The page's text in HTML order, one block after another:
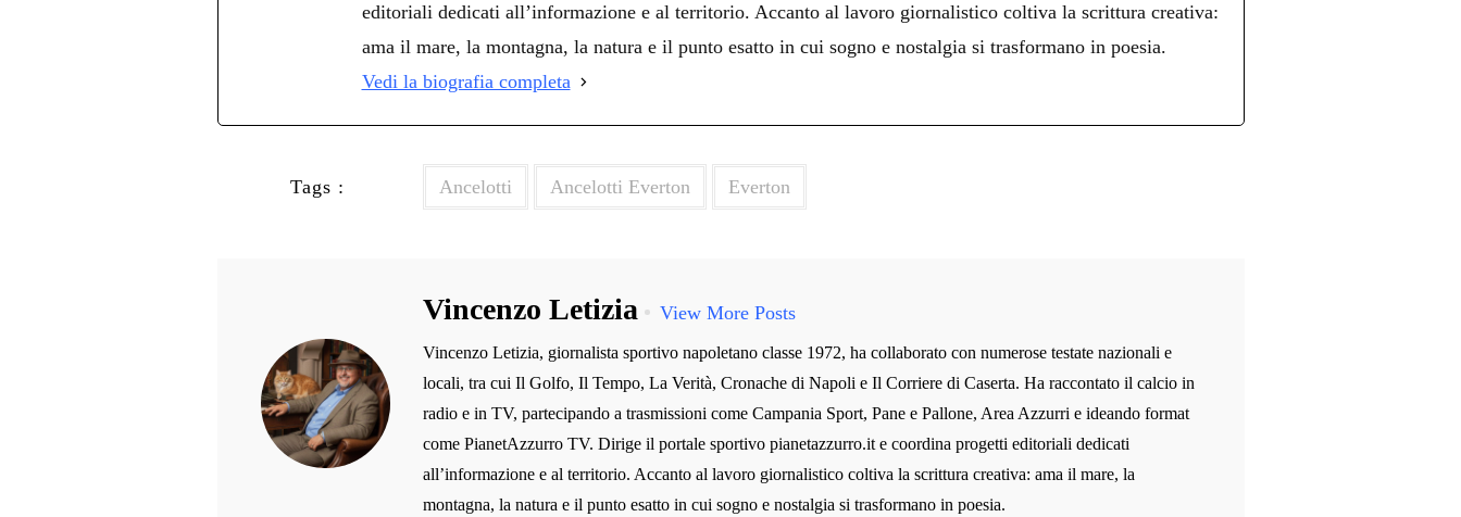
editoriali dedicati all’informazione e al territorio. Accanto al lavoro giornalistico coltiva la scrittura creativa:
ama il mare, la montagna, la natura e il punto esatto in cui sogno e nostalgia si trasformano in poesia.
Vedi la biografia completa
Tags : Ancelotti Ancelotti Everton Everton
Vincenzo Letizia View More Posts
Vincenzo Letizia, giornalista sportivo napoletano classe 1972, ha collaborato con numerose testate nazionali e
locali, tra cui Il Golfo, Il Tempo, La Verità, Cronache di Napoli e Il Corriere di Caserta. Ha raccontato il calcio in
radio e in TV, partecipando a trasmissioni come Campania Sport, Pane e Pallone, Area Azzurri e ideando format
come PianetAzzurro TV. Dirige il portale sportivo pianetazzurro.it e coordina progetti editoriali dedicati
all’informazione e al territorio. Accanto al lavoro giornalistico coltiva la scrittura creativa: ama il mare, la
montagna, la natura e il punto esatto in cui sogno e nostalgia si trasformano in poesia.